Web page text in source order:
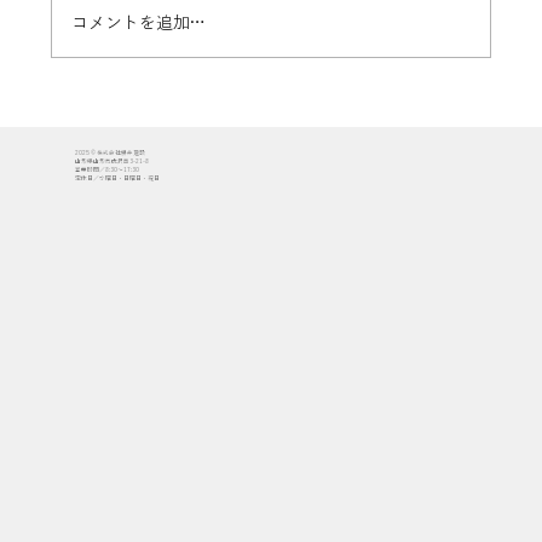
ぴ」オープニングセレモニーを開催しま
コメントを追加…
2025 © 株式会社櫻井建設
山形県山形市成沢西3-21-8
営業時間／8:30〜17:30
定休日／水曜日・日曜日・祝日